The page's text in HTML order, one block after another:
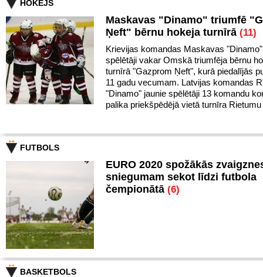
HOKEJS
Maskavas "Dinamo" triumfē
Ņeft" bērnu hokeja turnīrā (11)
Krievijas komandas Maskavas
spēlētāji vakar Omskā triumfēja bērnu
turnīrā "Gazprom Ņeft", kurā piedalījās
11 gadu vecumam. Latvijas komandas
"Dinamo" jaunie spēlētāji 13 komandu
palika priekšpēdējā vietā turnīra
FUTBOLS
EURO 2020 spožākās
sniegumam sekot līdzi futbola
čempionātā (6)
BASKETBOLS